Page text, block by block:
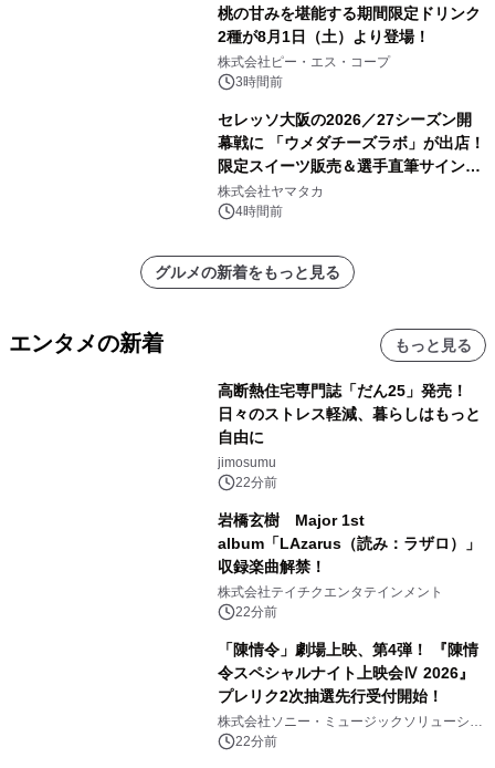
桃の甘みを堪能する期間限定ドリンク
2種が8月1日（土）より登場！
株式会社ピー・エス・コープ
3時間前
セレッソ大阪の2026／27シーズン開
幕戦に 「ウメダチーズラボ」が出店！
限定スイーツ販売＆選手直筆サイング
ッズが当たる抽選会を 8月8日に開催
株式会社ヤマタカ
4時間前
グルメの新着をもっと見る
エンタメの新着 もっと見る
高断熱住宅専門誌「だん25」発売！
日々のストレス軽減、暮らしはもっと
自由に
jimosumu
22分前
岩橋玄樹 Major 1st
album「LAzarus（読み：ラザロ）」
収録楽曲解禁！
株式会社テイチクエンタテインメント
22分前
「陳情令」劇場上映、第4弾！ 『陳情
令スペシャルナイト上映会Ⅳ 2026』
プレリク2次抽選先行受付開始！
株式会社ソニー・ミュージックソリューショ
ンズ22分前